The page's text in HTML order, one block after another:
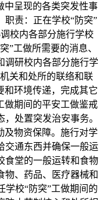
中呈现的各类突发性事
职责：正在学校“防突”
校内各部分施行学校
”工做所需要的消息、
调研校内各部分施行学
关和处所的联络和联
和环境传递，完成其它
做期间的平安工做鉴戒
处置突发治安事务。
及物资保障。施行对学
交通东西并确保一般运
食堂的一般运转和食物
物、药品、医疗器械和
学校“防突”工做期间的